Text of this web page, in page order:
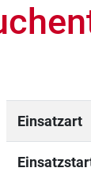
Einsatzart